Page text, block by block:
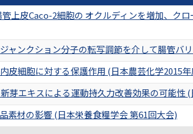
上皮Caco-2細胞の オクルディンを増加、ク
ャンクション分子の転写調節を介して腸管バ
皮細胞に対する保護作用 (日本農芸化学2015
芽エキスによる運動持久力改善効果の可能性
素材の影響 (日本栄養食糧学会 第61回大会)